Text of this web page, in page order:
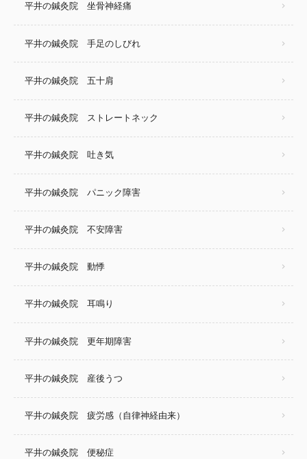
平井の鍼灸院 坐骨神経痛
平井の鍼灸院 手足のしびれ
平井の鍼灸院 五十肩
平井の鍼灸院 ストレートネック
平井の鍼灸院 吐き気
平井の鍼灸院 パニック障害
平井の鍼灸院 不安障害
平井の鍼灸院 動悸
平井の鍼灸院 耳鳴り
平井の鍼灸院 更年期障害
平井の鍼灸院 産後うつ
平井の鍼灸院 疲労感（自律神経由来）
平井の鍼灸院 便秘症